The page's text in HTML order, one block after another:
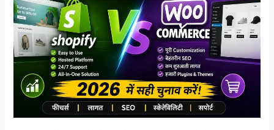
ऑनलाइन
बिजनेस
शुरू
करने
आसान
तरीका